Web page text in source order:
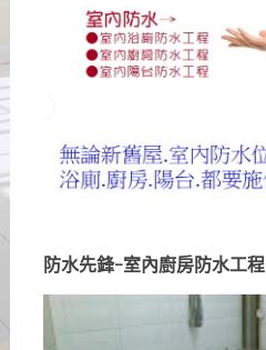
防水先鋒-室內廚房防水工程